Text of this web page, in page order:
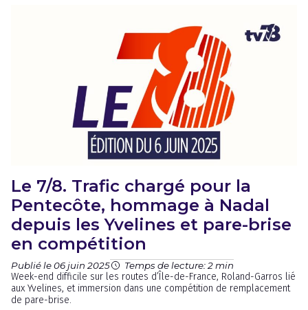
Le 7/8. Trafic chargé pour la
Pentecôte, hommage à Nadal
depuis les Yvelines et pare-brise
en compétition
Publié le 06 juin 2025 Temps de lecture: 2 min
Week-end difficile sur les routes d’Île-de-France, Roland-Garros lié
aux Yvelines, et immersion dans une compétition de remplacement
de pare-brise.